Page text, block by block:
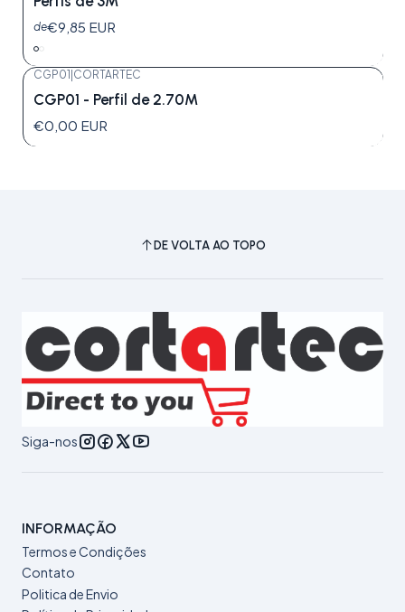
de€9,85 EUR
CGP01|CORTARTEC
CGP01 - Perfil de 2.70M
€0,00 EUR
DE VOLTA AO TOPO
Siga-nos
INFORMAÇÃO
Termos e Condições
Contato
Politica de Envio